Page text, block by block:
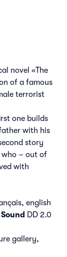
novel «The
of a famous
terrorist
one builds
with his
story
who – out of
with
english
Sound DD 2.0
gallery,